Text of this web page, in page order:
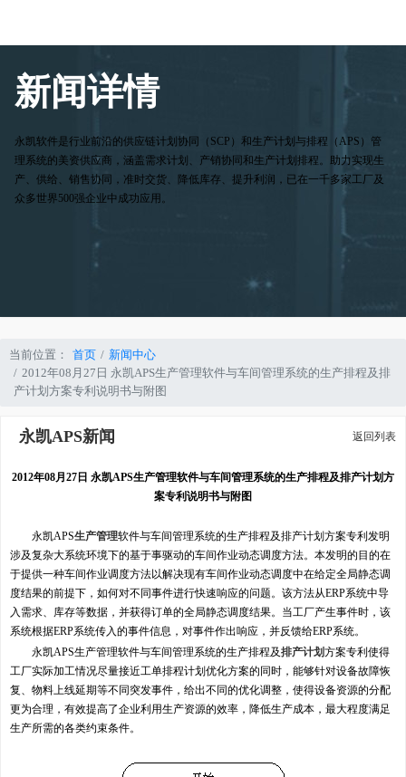
新闻详情
永凯软件是行业前沿的供应链计划协同（SCP）和生产计划与排程（APS）管
理系统的美资供应商，涵盖需求计划、产销协同和生产计划排程。助力实现生
产、供给、销售协同，准时交货、降低库存、提升利润，已在一千多家工厂及
众多世界500强企业中成功应用。
当前位置： 首页
新闻中心
2012年08月27日 永凯APS生产管理软件与车间管理系统的生产排程及排
产计划方案专利说明书与附图
永凯APS新闻 返回列表
2012年08月27日 永凯APS生产管理软件与车间管理系统的生产排程及排产计划方
案专利说明书与附图
永凯APS生产管理软件与车间管理系统的生产排程及排产计划方案专利发明
涉及复杂大系统环境下的基于事驱动的车间作业动态调度方法。本发明的目的在
于提供一种车间作业调度方法以解决现有车间作业动态调度中在给定全局静态调
度结果的前提下，如何对不同事件进行快速响应的问题。该方法从ERP系统中导
入需求、库存等数据，并获得订单的全局静态调度结果。当工厂产生事件时，该
系统根据ERP系统传入的事件信息，对事件作出响应，并反馈给ERP系统。
永凯APS生产管理软件与车间管理系统的生产排程及排产计划方案专利使得
工厂实际加工情况尽量接近工单排程计划优化方案的同时，能够针对设备故障恢
复、物料上线延期等不同突发事件，给出不同的优化调整，使得设备资源的分配
更为合理，有效提高了企业利用生产资源的效率，降低生产成本，最大程度满足
生产所需的各类约束条件。